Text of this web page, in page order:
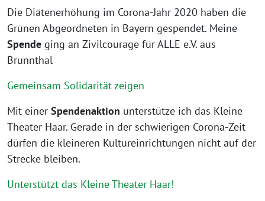
Die Diätenerhöhung im Corona-Jahr 2020 haben die
Grünen Abgeordneten in Bayern gespendet. Meine
Spende ging an Zivilcourage für ALLE e.V. aus
Brunnthal
Gemeinsam Solidarität zeigen
Mit einer Spendenaktion unterstütze ich das Kleine
Theater Haar. Gerade in der schwierigen Corona-Zeit
dürfen die kleineren Kultureinrichtungen nicht auf der
Strecke bleiben.
Unterstützt das Kleine Theater Haar!